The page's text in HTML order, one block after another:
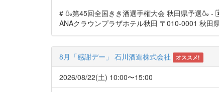
# 🍶第45回全国きき酒選手権大会 秋田県予選🍶
ANAクラウンプラザホテル秋田 〒010-0001 秋田
8月「感謝デー」 石川酒造株式会社 オススメ!
2026/08/22(土) 10:00〜15:00